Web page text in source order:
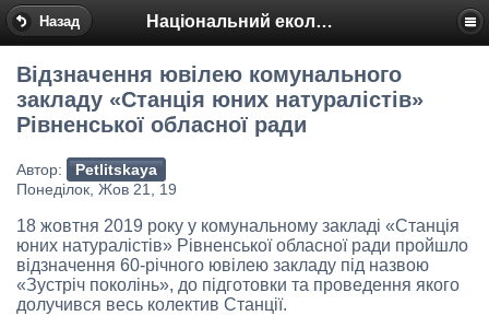
Назад Національний еколого-натуралістичний центр
Відзначення ювілею комунального
закладу «Станція юних натуралістів»
Рівненської обласної ради
Автор:
Petlitskaya
Понеділок, Жов 21, 19
18 жовтня 2019 року у комунальному закладі «Станція
юних натуралістів» Рівненської обласної ради пройшло
відзначення 60-річного ювілею закладу під назвою
«Зустріч поколінь», до підготовки та проведення якого
долучився весь колектив Станції.